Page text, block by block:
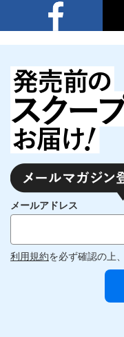
メールアドレス
利用規約を必ず確認の上